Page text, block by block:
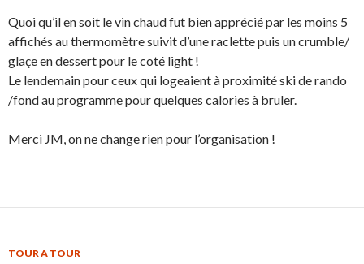
Quoi qu’il en soit le vin chaud fut bien apprécié par les moins 5
affichés au thermomètre suivit d’une raclette puis un crumble/
glaçe en dessert pour le coté light !
Le lendemain pour ceux qui logeaient à proximité ski de rando
/fond au programme pour quelques calories à bruler.
Merci JM, on ne change rien pour l’organisation !
TOUR A TOUR